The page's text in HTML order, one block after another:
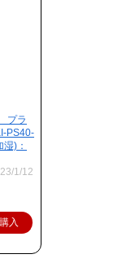
プラ
PS40-
)：
1/12
入